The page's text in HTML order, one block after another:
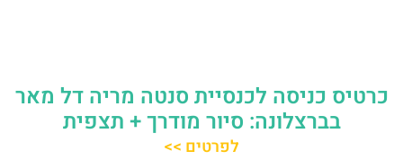
כרטיס כניסה לכנסיית סנטה מריה דל מאר
בברצלונה: סיור מודרך + תצפית
לפרטים >>